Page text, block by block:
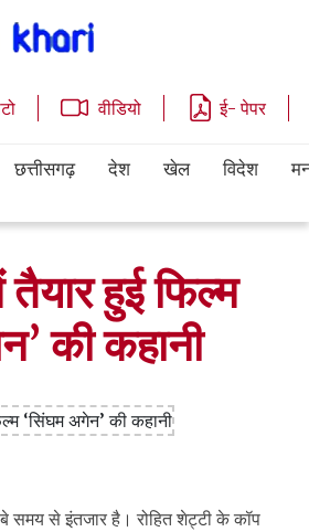
वीडियो ई- पेपर
छत्तीसगढ़ देश खेल विदेश
हुई फिल्म
की कहानी
समय से इंतजार है। रोहित शेट्टी के कॉप